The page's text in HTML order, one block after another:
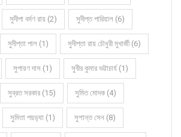
সুদীপা বর্মণ রায় (2) সুদীপ্ত পারিয়াল (6)
সুদীপ্তা পাল (1) সুদীপ্তা রায় চৌধুরী মুখার্জী (6)
সুপায়ণ দাস (1) সুবীর কুমার ভট্টাচার্য (1)
সুব্রত সরকার (15) সুমিত মোদক (4)
সুমিতা পয়ড়্যা (1) সুশান্ত সেন (8)